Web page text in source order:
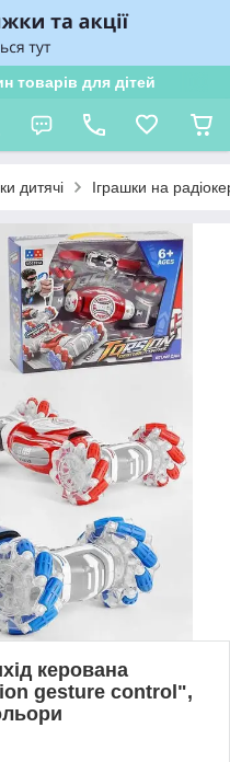
товарів для дітей
дитячі Іграшки на
керована
gesture control",